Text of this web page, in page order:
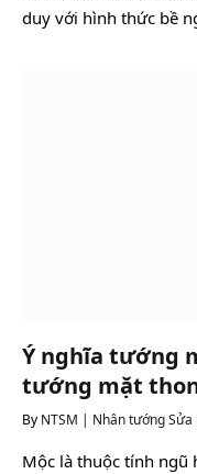
duy với hình thức bề
Ý nghĩa tướng
tướng mặt
By NTSM | Nhân tướng Sửa
Mộc là thuộc tính ngũ